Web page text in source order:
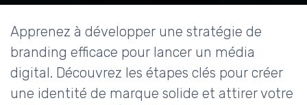
Apprenez à développer une stratégie de
branding efficace pour lancer un média
digital. Découvrez les étapes clés pour créer
une identité de marque solide et attirer votre